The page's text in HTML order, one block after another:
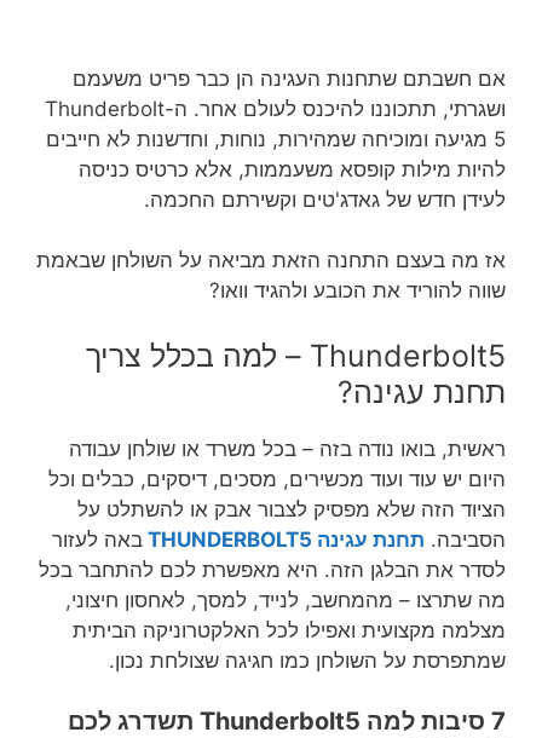
אם חשבתם שתחנות העגינה הן כבר פריט משעמם
ושגרתי, תתכוננו להיכנס לעולם אחר. ה-Thunderbolt
5 מגיעה ומוכיחה שמהירות, נוחות, וחדשנות לא חייבים
להיות מילות קופסא משעממות, אלא כרטיס כניסה
לעידן חדש של גאדג'טים וקשירתם החכמה.
אז מה בעצם התחנה הזאת מביאה על השולחן שבאמת
שווה להוריד את הכובע ולהגיד וואו?
Thunderbolt5 – למה בכלל צריך
תחנת עגינה?
ראשית, בואו נודה בזה – בכל משרד או שולחן עבודה
היום יש עוד ועוד מכשירים, מסכים, דיסקים, כבלים וכל
הציוד הזה שלא מפסיק לצבור אבק או להשתלט על
הסביבה. תחנת עגינה THUNDERBOLT5
באה לעזור
לסדר את הבלגן הזה. היא מאפשרת לכם להתחבר בכל
מה שתרצו – מהמחשב, לנייד, למסך, לאחסון חיצוני,
מצלמה מקצועית ואפילו לכל האלקטרוניקה הביתית
שמתפרסת על השולחן כמו חגיגה שצולחת נכון.
7 סיבות למה Thunderbolt5 תשדרג לכם